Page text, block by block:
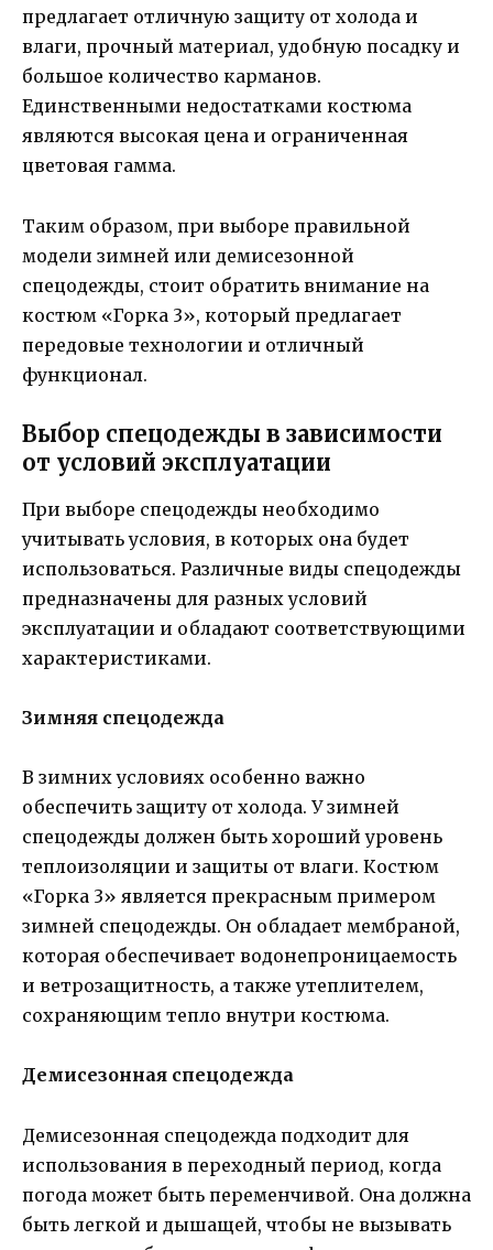
предлагает отличную защиту от холода и
влаги, прочный материал, удобную посадку и
большое количество карманов.
Единственными недостатками костюма
являются высокая цена и ограниченная
цветовая гамма.
Таким образом, при выборе правильной
модели зимней или демисезонной
спецодежды, стоит обратить внимание на
костюм «Горка 3», который предлагает
передовые технологии и отличный
функционал.
Выбор спецодежды в зависимости
от условий эксплуатации
При выборе спецодежды необходимо
учитывать условия, в которых она будет
использоваться. Различные виды спецодежды
предназначены для разных условий
эксплуатации и обладают соответствующими
характеристиками.
Зимняя спецодежда
В зимних условиях особенно важно
обеспечить защиту от холода. У зимней
спецодежды должен быть хороший уровень
теплоизоляции и защиты от влаги. Костюм
«Горка 3» является прекрасным примером
зимней спецодежды. Он обладает мембраной,
которая обеспечивает водонепроницаемость
и ветрозащитность, а также утеплителем,
сохраняющим тепло внутри костюма.
Демисезонная спецодежда
Демисезонная спецодежда подходит для
использования в переходный период, когда
погода может быть переменчивой. Она должна
быть легкой и дышащей, чтобы не вызывать